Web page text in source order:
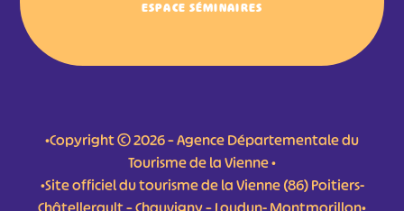
ESPACE SÉMINAIRES
•Copyright © 2026 – Agence Départementale du
Tourisme de la Vienne •
•Site officiel du tourisme de la Vienne (86) Poitiers-